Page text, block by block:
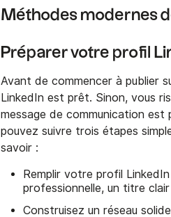
Méthodes modernes
Préparer votre profil
Avant de commencer à publier
LinkedIn est prêt. Sinon, vous
message de communication
pouvez suivre trois étapes
savoir :
Remplir votre profil
professionnelle, un titre
Construisez un réseau